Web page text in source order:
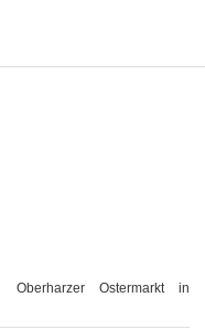
Oberharzer Ostermarkt in